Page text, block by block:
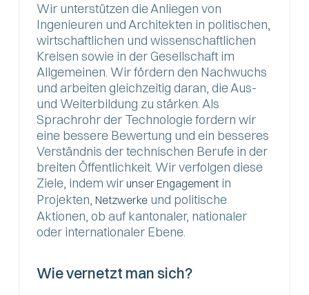
Wir unterstützen die Anliegen von
Ingenieuren und Architekten in politischen,
wirtschaftlichen und wissenschaftlichen
Kreisen sowie in der Gesellschaft im
Allgemeinen. Wir fördern den Nachwuchs
und arbeiten gleichzeitig daran, die Aus-
und Weiterbildung zu stärken. Als
Sprachrohr der Technologie fordern wir
eine bessere Bewertung und ein besseres
Verständnis der technischen Berufe in der
breiten Öffentlichkeit. Wir verfolgen diese
Ziele, indem wir unser Engagementin
Projekten, Netzwerkeund politische
Aktionen, ob auf kantonaler, nationaler
oder internationaler Ebene.
Wie vernetzt man sich?